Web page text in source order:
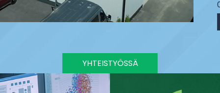
YHTEISTYÖSSÄ